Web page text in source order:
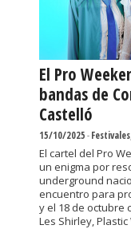
El Pro
bandas de
Castelló
15/10/2025-Festivales
El cartel del Pro
un enigma por
underground
encuentro para
y el 18 de octubre
Les Shirley,